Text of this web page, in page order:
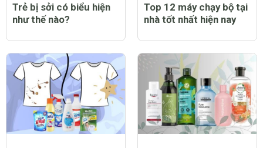
Trẻ bị sởi có biểu hiện
như thế nào?
Top 12 máy chạy bộ tại
nhà tốt nhất hiện nay